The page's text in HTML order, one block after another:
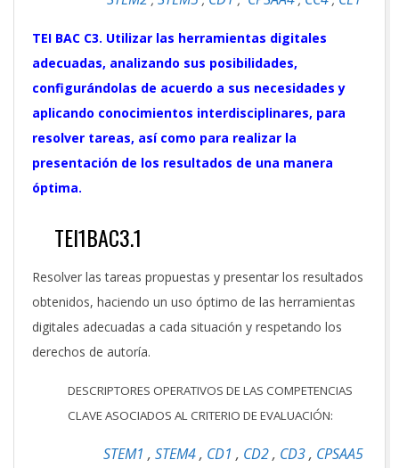
TEI BAC C3. Utilizar las herramientas digitales
adecuadas, analizando sus posibilidades,
configurándolas de acuerdo a sus necesidades y
aplicando conocimientos interdisciplinares, para
resolver tareas, así como para realizar la
presentación de los resultados de una manera
óptima.
TEI1BAC3.1
Resolver las tareas propuestas y presentar los resultados
obtenidos, haciendo un uso óptimo de las herramientas
digitales adecuadas a cada situación y respetando los
derechos de autoría.
DESCRIPTORES OPERATIVOS DE LAS COMPETENCIAS
CLAVE ASOCIADOS AL CRITERIO DE EVALUACIÓN:
STEM1 , STEM4, CD1 , CD2, CD3, CPSAA5